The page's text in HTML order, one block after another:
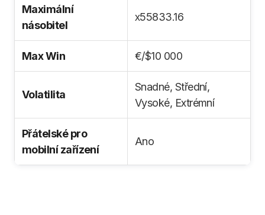
Maximální
násobitel
х55833.16
Max Win €/$10 000
Volatilita
Snadné, Střední,
Vysoké, Extrémní
Přátelské pro
mobilní zařízení
Ano